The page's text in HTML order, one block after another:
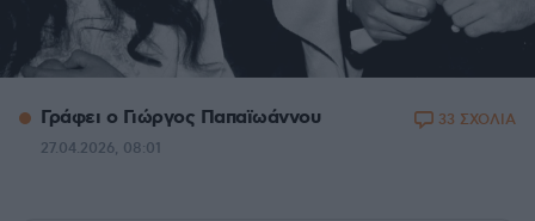
Γράφει ο Γιώργος Παπαϊωάννου
27.04.2026, 08:01
33 ΣΧΟΛΙΑ